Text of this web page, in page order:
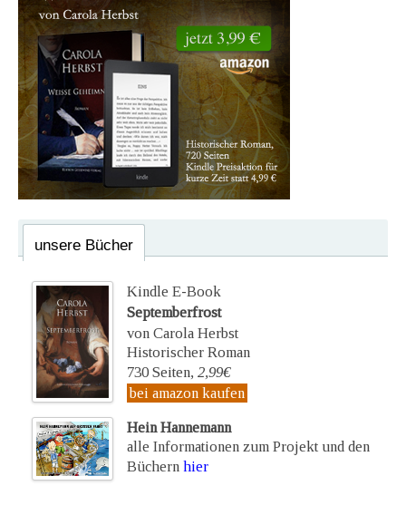
unsere Bücher
Kindle E-Book
Septemberfrost
von Carola Herbst
Historischer Roman
730 Seiten, 2,99€
bei amazon kaufen
Hein Hannemann
alle Informationen zum Projekt und den
Büchern hier